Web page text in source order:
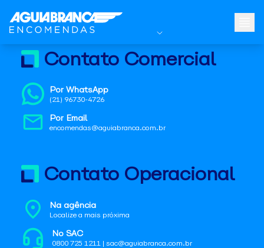
Contato Comercial
Por WhatsApp
(21) 96730-4726
Por Email
encomendas@aguiabranca.com.br
Contato Operacional
Na agência
Localize a mais próxima
No SAC
0800 725 1211 | sac@aguiabranca.com.br